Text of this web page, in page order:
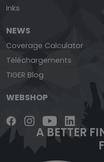
Inks
NEWS
Coverage Calculator
Téléchargements
TIGER Blog
WEBSHOP
A BETTER